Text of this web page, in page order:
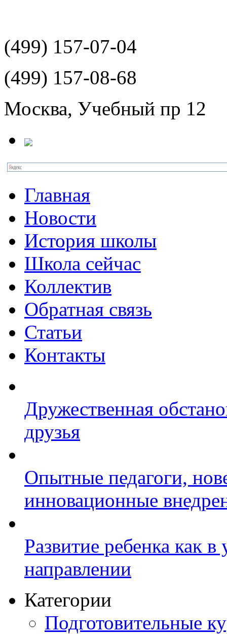
(499) 157-07-04
(499) 157-08-68
Москва, Учебный пр 12
Главная
Новости
История школы
Школа сейчас
Коллектив
Обратная связь
Статьи
Контакты
Дружественная
друзья
Опытные педагоги,
инновационные
Развитие ребенка как
направлении
Категории
Подготовительные